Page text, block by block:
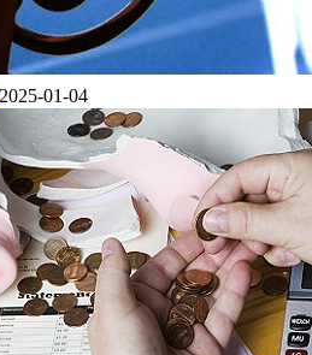
2025-01-04